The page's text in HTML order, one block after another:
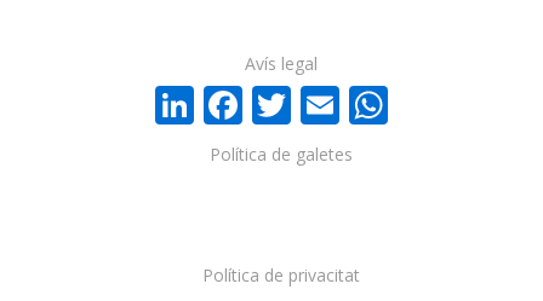
LinkedIn
Facebook
Twitter
Email
Política de privacitat
Política de galetes
Avís legal